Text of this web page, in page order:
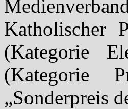
Katholischer
(Kategorie
(Kategorie
„Sonderpreis